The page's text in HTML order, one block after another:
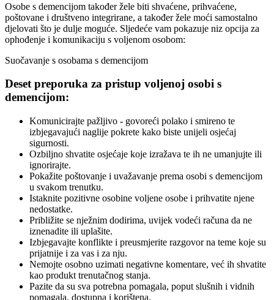
Osobe s demencijom također žele biti shvaćene, prihvaćene,
poštovane i društveno integrirane, a također žele moći samostalno
djelovati što je dulje moguće. Sljedeće vam pokazuje niz opcija za
ophođenje i komunikaciju s voljenom osobom:
Suočavanje s osobama s demencijom
Deset preporuka za pristup voljenoj osobi s
demencijom:
Komunicirajte pažljivo - govoreći polako i smireno te
izbjegavajući naglije pokrete kako biste unijeli osjećaj
sigurnosti.
Ozbiljno shvatite osjećaje koje izražava te ih ne umanjujte ili
ignorirajte.
Pokažite poštovanje i uvažavanje prema osobi s demencijom
u svakom trenutku.
Istaknite pozitivne osobine voljene osobe i prihvatite njene
nedostatke.
Približite se nježnim dodirima, uvijek vodeći računa da ne
iznenadite ili uplašite.
Izbjegavajte konflikte i preusmjerite razgovor na teme koje su
prijatnije i za vas i za nju.
Nemojte osobno uzimati negativne komentare, već ih shvatite
kao produkt trenutačnog stanja.
Pazite da su sva potrebna pomagala, poput slušnih i vidnih
pomagala, dostupna i korištena.